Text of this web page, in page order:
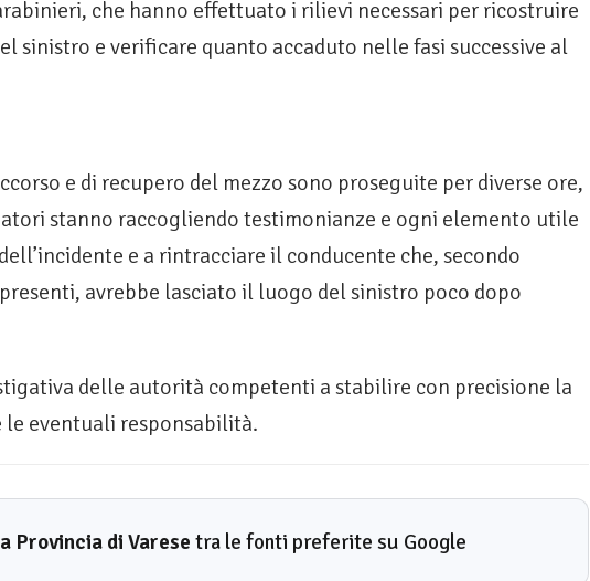
che hanno effettuato i rilievi necessari per ricostruire
sinistro e verificare quanto accaduto nelle fasi successive al
e di recupero del mezzo sono proseguite per diverse ore,
stanno raccogliendo testimonianze e ogni elemento utile
e a rintracciare il conducente che, secondo
avrebbe lasciato il luogo del sinistro poco dopo
delle autorità competenti a stabilire con precisione la
le eventuali responsabilità.
Provincia di Varese tra le fonti preferite su Google